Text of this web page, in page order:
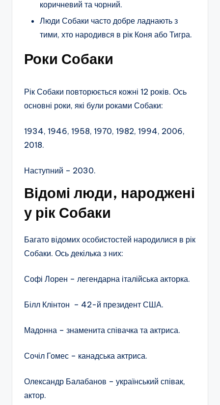
коричневий та чорний.
Люди Собаки часто добре ладнають з
тими, хто народився в рік Коня або Тигра.
Роки Собаки
Рік Собаки повторюється кожні 12 років. Ось
основні роки, які були роками Собаки:
1934, 1946, 1958, 1970, 1982, 1994, 2006,
2018.
Наступний – 2030.
Відомі люди, народжені
у рік Собаки
Багато відомих особистостей народилися в рік
Собаки. Ось декілька з них:
Софі Лорен – легендарна італійська акторка.
Білл Клінтон – 42-й президент США.
Мадонна – знаменита співачка та актриса.
Сочіл Гомес – канадська актриса.
Олександр Балабанов – український співак,
актор.